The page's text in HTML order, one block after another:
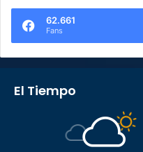
62.661
Fans
El Tiempo